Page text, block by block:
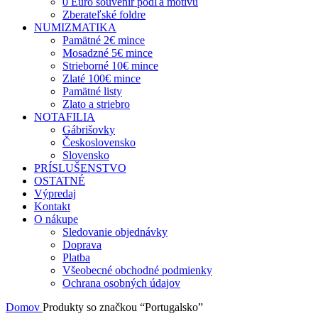
Zberateľské foldre
NUMIZMATIKA
Pamätné 2€ mince
Mosadzné 5€ mince
Strieborné 10€ mince
Zlaté 100€ mince
Pamätné listy
Zlato a striebro
NOTAFILIA
Gábrišovky
Československo
Slovensko
PRÍSLUŠENSTVO
OSTATNÉ
Výpredaj
Kontakt
O nákupe
Sledovanie objednávky
Doprava
Platba
Všeobecné obchodné podmienky
Ochrana osobných údajov
Domov Produkty so značkou “Portugalsko”